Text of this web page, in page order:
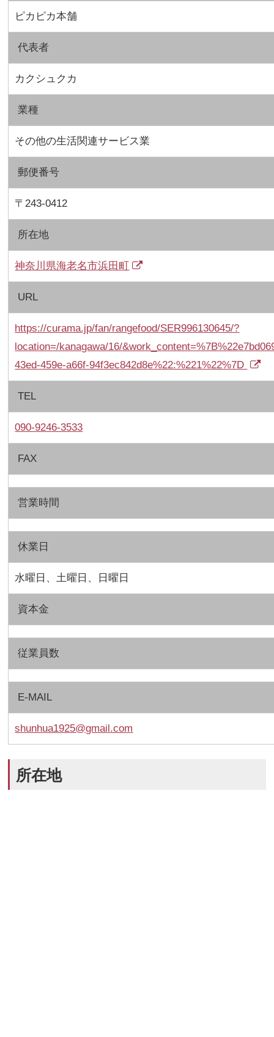
ピカピカ本舗
代表者
カクシュクカ
業種
その他の生活関連サービス業
郵便番号
〒243-0412
所在地
神奈川県海老名市浜田町
URL
https://curama.jp/fan/rangefood/SER996130645/?
location=/kanagawa/16/
43ed-459e-a66f-94f3ec842d8e%22:%221%22%7D
TEL
090‐9246‐3533
FAX
営業時間
休業日
水曜日、土曜日、日曜日
資本金
従業員数
E-MAIL
shunhua1925@gmail.com
所在地